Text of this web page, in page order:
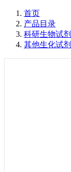
首页
产品目录
科研生物试
其他生化试剂